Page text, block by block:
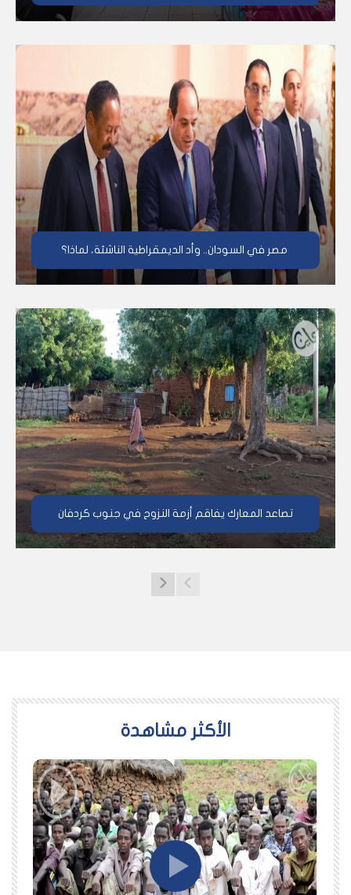
مصر في السودان.. وأد الديمقراطية الناشئة، لماذا؟
تصاعد المعارك يفاقم أزمة النزوح في جنوب كردفان
اﻷكثر مشاهدة